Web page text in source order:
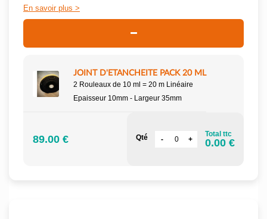
En savoir plus
JOINT D'ETANCHEITE PACK 20 ML
2 Rouleaux de 10 ml = 20 m Linéaire
Epaisseur 10mm - Largeur 35mm
89.00 € Qté Total ttc
0.00 €